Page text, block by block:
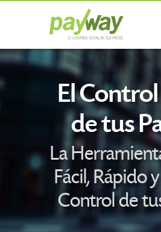
El
de tus
La
Fácil, Rápido
Control de